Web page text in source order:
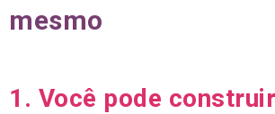
mesmo
1. Você pode